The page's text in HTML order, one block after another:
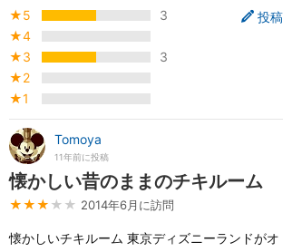
投稿
★5
3
★4
★3
3
★2
★1
Tomoya
11年前に投稿
懐かしい昔のままのチキルーム
★★★ ★★ 2014年6月に訪問
懐かしいチキルーム 東京ディズニーランドがオ